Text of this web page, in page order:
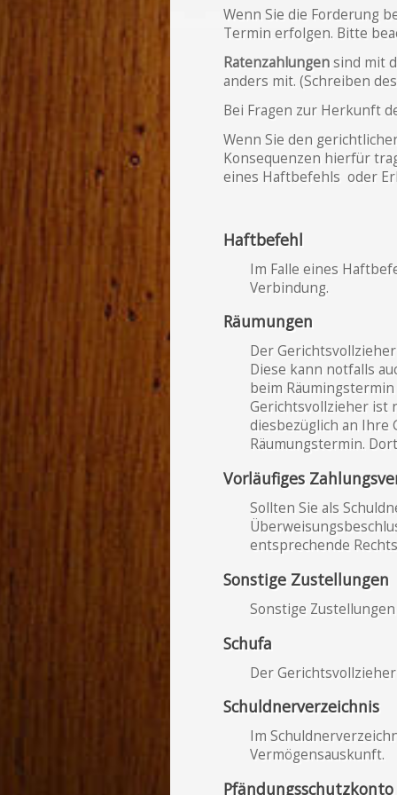
Wenn Sie die Forderung
Termin erfolgen. Bitte
Ratenzahlungensind mit
anders mit. (Schreiben
Bei Fragen zur Herkunft
Wenn Sie den
Konsequenzen hierfür
eines Haftbefehls oder
Haftbefehl
Im Falle eines
Verbindung.
Räumungen
Der
Diese kann notfalls
beim
Gerichtsvollzieher ist
diesbezüglich an Ihre
Räumungstermin.
Vorläufiges
Sollten Sie als
entsprechende
Sonstige Zustellungen
Sonstige
Schufa
Der
Schuldnerverzeichnis
Im
Vermögensauskunft.
Pfändungsschutzkonto